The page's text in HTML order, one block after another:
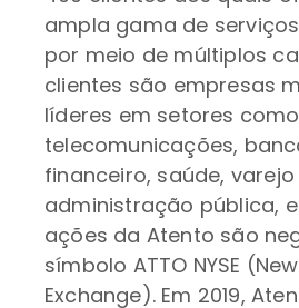
ampla gama de serviços
por meio de múltiplos
clientes são empresas
líderes em setores como
telecomunicações,
financeiro, saúde, varejo
administração pública,
ações da Atento são
símbolo ATTO NYSE
Exchange). Em 2019,